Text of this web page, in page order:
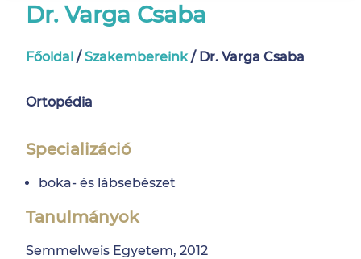
Dr. Varga Csaba
Főoldal / Szakembereink /Dr. Varga Csaba
Ortopédia
Specializáció
boka- és lábsebészet
Tanulmányok
Semmelweis Egyetem, 2012